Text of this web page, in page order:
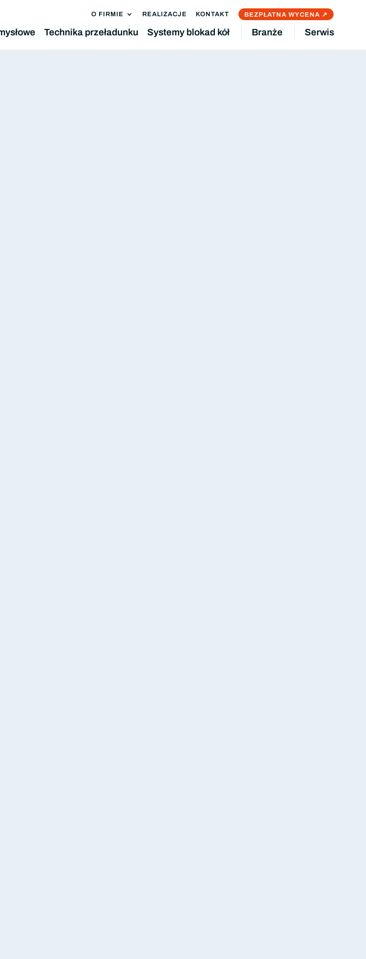
O FIRMIE REALIZACJE KONTAKT BEZPŁATNA WYCENA ↗
Technika przeładunku Systemy blokad kół Branże Serwis